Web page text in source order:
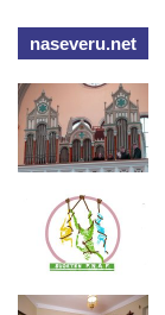
naseveru.net